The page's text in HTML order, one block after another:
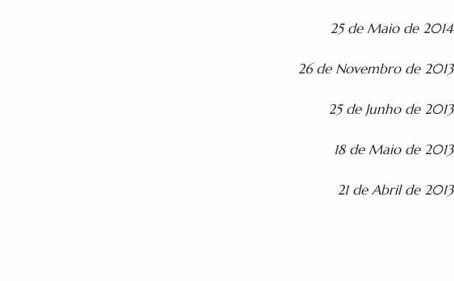
25 de Maio de 2014
26 de Novembro de 2013
25 de Junho de 2013
18 de Maio de 2013
21 de Abril de 2013